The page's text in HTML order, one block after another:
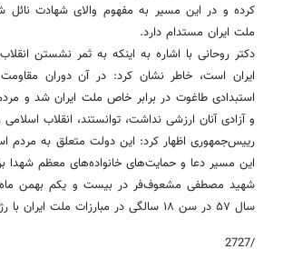
کرده و در این مسیر به مفهوم والای شهادت نائل
ملت ایران مستدام دارد.
دکتر روحانی با اشاره به اینکه به ثمر نشستن
ایران است، خاطر نشان کرد: در آن دوران
استبدادی طاغوت در برابر خاص ملت ایران شد و
و آزادی آنان ارزشی نداشت، توانستند، انقلاب اسلامی
رییس‌جمهوری اظهار کرد: این دولت متعلق به مردم
این مسیر دعا و حمایت‌های خانواده‌های معظم شهدا
سال ۵۷ در سن ۱۸ سالگی در مبارزات ملت ایران با رژیم ستم‌شاهی به درجه رفیع شهادت نائل آمدند.
/2727